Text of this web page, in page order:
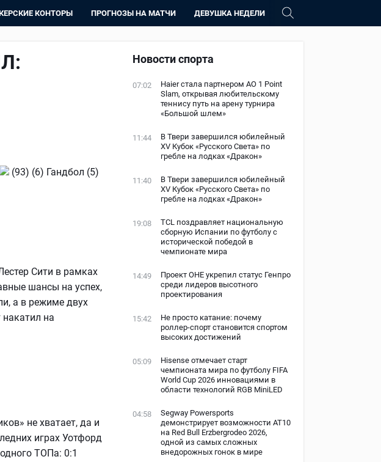
КОНТОРЫ ПРОГНОЗЫ НА МАТЧИ ДЕВУШКА НЕДЕЛИ
(93) (6) Гандбол (5)
Сити в рамках
шансы на успех,
а в режиме двух
на
не хватает, да и
играх Уотфорд
ТОПа: 0:1
Новости спорта
07:02
Haier стала партнером AO 1 Point
Slam, открывая любительскому
теннису путь на арену турнира
«Большой шлем»
11:44
В Твери завершился юбилейный
XV Кубок «Русского Света» по
гребле на лодках «Дракон»
11:40
В Твери завершился юбилейный
XV Кубок «Русского Света» по
гребле на лодках «Дракон»
19:08
TCL поздравляет национальную
сборную Испании по футболу с
исторической победой в
чемпионате мира
14:49
Проект ОНЕ укрепил статус Генпро
среди лидеров высотного
проектирования
15:42
Не просто катание: почему
роллер-спорт становится спортом
высоких достижений
05:09
Hisense отмечает старт
чемпионата мира по футболу FIFA
World Cup 2026 инновациями в
области технологий RGB MiniLED
04:58
Segway Powersports
демонстрирует возможности AT10
на Red Bull Erzbergrodeo 2026,
одной из самых сложных
внедорожных гонок в мире